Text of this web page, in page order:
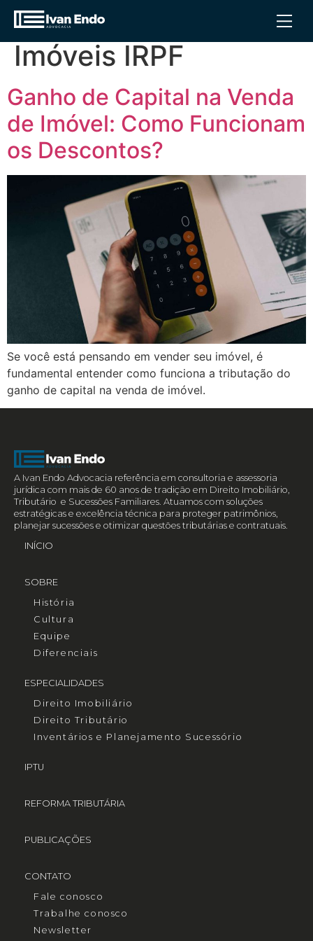
Tag:Venda de
Imóveis IRPF
Ganho de Capital na Venda
de Imóvel: Como Funcionam
os Descontos?
Se você está pensando em vender seu imóvel, é
fundamental entender como funciona a tributação do
ganho de capital na venda de imóvel.
A Ivan Endo Advocacia referência em consultoria e assessoria
jurídica com mais de 60 anos de tradição em Direito Imobiliário,
Tributário e Sucessões Familiares. Atuamos com soluções
estratégicas e excelência técnica para proteger patrimônios,
planejar sucessões e otimizar questões tributárias e contratuais.
INÍCIO
SOBRE
História
Cultura
Equipe
Diferenciais
ESPECIALIDADES
Direito Imobiliário
Direito Tributário
Inventários e Planejamento Sucessório
IPTU
REFORMA TRIBUTÁRIA
PUBLICAÇÕES
CONTATO
Fale conosco
Trabalhe conosco
Newsletter